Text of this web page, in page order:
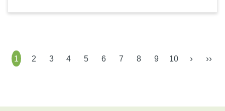
1 2 3 4 5 6 7 8 9 10 › ››